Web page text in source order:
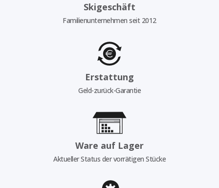
Skigeschäft
Familienunternehmen seit 2012
Erstattung
Geld-zurück-Garantie
Ware auf Lager
Aktueller Status der vorrätigen Stücke